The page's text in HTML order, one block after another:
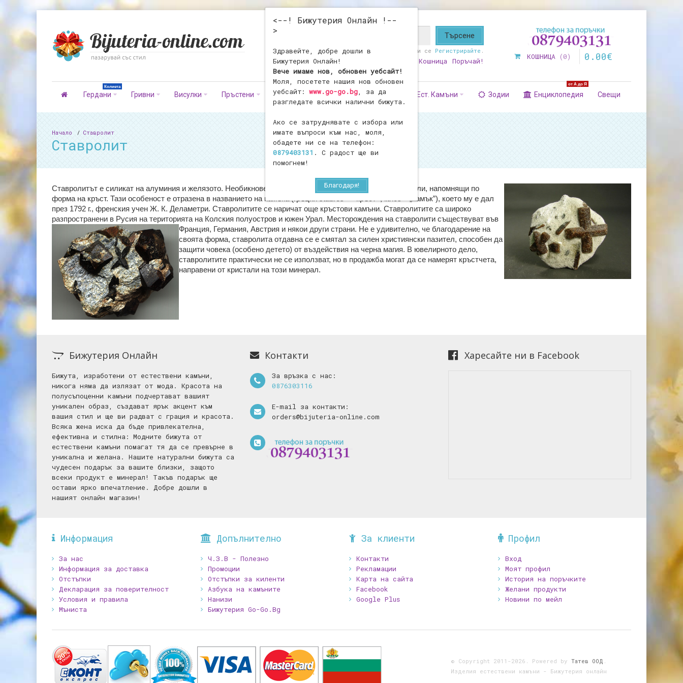
<--! Бижутерия Онлайн !--
>
Здравейте, добре дошли в
Бижутерия Онлайн!
Вече имаме нов, обновен уебсайт!
Моля, посетете нашия нов обновен
уебсайт: www.go-go.bg, за да
разгледате всички налични бижута.
Ако се затруднявате с избора или
имате въпроси към нас, моля,
обадете ни се на телефон:
0879403131 . С радост ще ви
помогнем!
Благодаря!
Здравейте! или се Регистрирайте .
Любими Кошница Поръчай!
КОШНИЦА 0 0 . 00€
Гердани
Колиета
Гривни Висулки Пръстени Обеци Фигурки Броеници Ест. Камъни Зодии Енциклопедия
от А до Я
Свещи
Начало Ставролит
Ставролит
Ставролитът е силикат на алуминия и желязото. Необикновен минерал, образуващ сраснали се кристали, напомнящи по
форма на кръст. Тази особеност е отразена в названието на камъка (гръцки stauros – «кръст», lithos – „камък”), което му е дал
през 1792 г., френския учен Ж. К. Деламетри. Ставролитите се наричат още кръстови камъни. Ставролитите са широко
разпространени в Русия на територията на Колския полуостров и южен Урал. Месторождения на ставролити съществуват във
Франция, Германия, Австрия и някои други страни. Не е удивително, че благодарение на
своята форма, ставролита отдавна се е смятал за силен християнски пазител, способен да
защити човека (особено детето) от въздействия на черна магия. В ювелирното дело,
ставролитите практически не се използват, но в продажба могат да се намерят кръстчета,
направени от кристали на този минерал.
Бижутерия Онлайн
Бижута, изработени от естествени камъни,
никога няма да излязат от мода. Красота на
полусъпоценни камъни подчертават вашият
уникален образ, създават ярък акцент към
вашия стил и ще ви радват с грация и красота.
Всяка жена иска да бъде привлекателна,
ефективна и стилна: Mодните бижута от
естествени камъни помагат тя да се превърне в
уникална и желана. Нашите натурални бижута са
чудесен подарък за вашите близки, защото
всеки продукт е минерал! Такъв подарък ще
остави ярко впечатление. Добре дошли в
нашият онлайн магазин!
Контакти
За връзка с нас:
0876303116
E-mail за контакти:
orders@bijuteria-online.com
Харесайте ни в Facebook
Информация
За нас
Информация за доставка
Отстъпки
Декларация за поверителност
Условия и правила
Мъниста
Допълнително
Ч.З.В - Полезно
Промоции
Отстъпки за киленти
Азбука на камъните
Нанизи
Бижутерия Go-Go.Bg
За клиенти
Контакти
Рекламации
Карта на сайта
Facebook
Google Plus
Профил
Вход
Моят профил
История на поръчките
Желани продукти
Новини по мейл
© Copyright 2011-2026. Powered by Татев ООД .
Изделия естествени камъни - Бижутерия онлайн